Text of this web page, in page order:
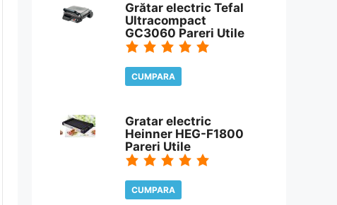
Grătar electric Tefal
Ultracompact
GC3060 Pareri Utile
CUMPARA
Gratar electric
Heinner HEG-F1800
Pareri Utile
CUMPARA